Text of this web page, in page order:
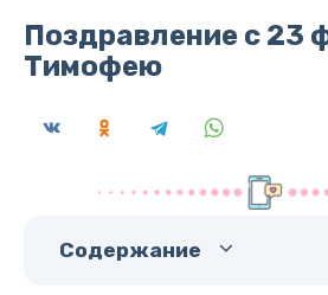
Поздравление с 23
Тимофею
Содержание